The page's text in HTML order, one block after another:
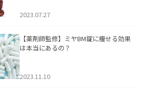
2023.07.27
【薬剤師監修】ミヤBM錠に痩せる効果
は本当にあるの？
2023.11.10